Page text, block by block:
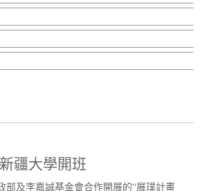
疆大學開班
部及李嘉誠基金會合作開展的“展璞計畫